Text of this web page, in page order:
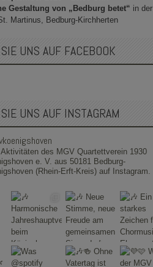
Gestaltung von „Bedburg betet“ in der
Martinus, Bedburg-Kirchherten
UNS AUF FACEBOOK
SIE UNS AUF INSTAGRAM
Aktivitäten des MGV Quartettverein 1930
e. V. aus 50181 Bedburg-
(Rhein-Erft-Kreis) auf Instagram.